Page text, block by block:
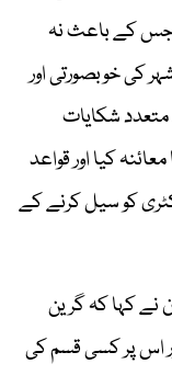
جس کے باعث نہ
کی خوبصورتی اور
متعدد شکایات
کیا اور قواعد
کو سیل کرنے کے
نے کہا کہ گرین
اس پر کسی قسم کی